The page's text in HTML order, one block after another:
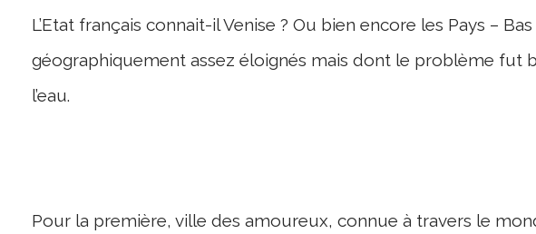
L’Etat français connait-il Venise ? Ou bien encore les Pays –
géographiquement assez éloignés mais dont le problème fut
l’eau.
Pour la première, ville des amoureux, connue à travers le